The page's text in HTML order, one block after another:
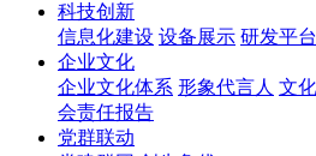
科技创新
信息化建设 设备展示 研发平台
企业文化
企业文化体系 形象代言人 文
会责任报告
党群联动